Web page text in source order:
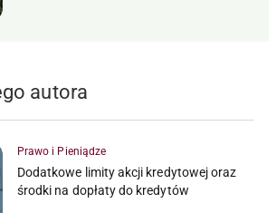
autora
Prawo i Pieniądze
Dodatkowe limity akcji kredytowej oraz
środki na dopłaty do kredytów